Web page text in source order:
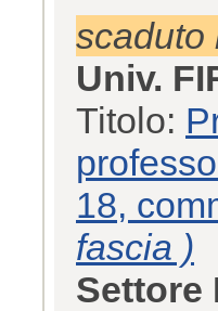
scaduto
Univ.
Titolo:
18,
fascia )
Settore